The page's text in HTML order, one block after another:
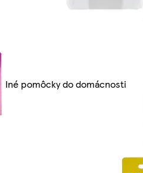
Iné pomôcky do domácnosti